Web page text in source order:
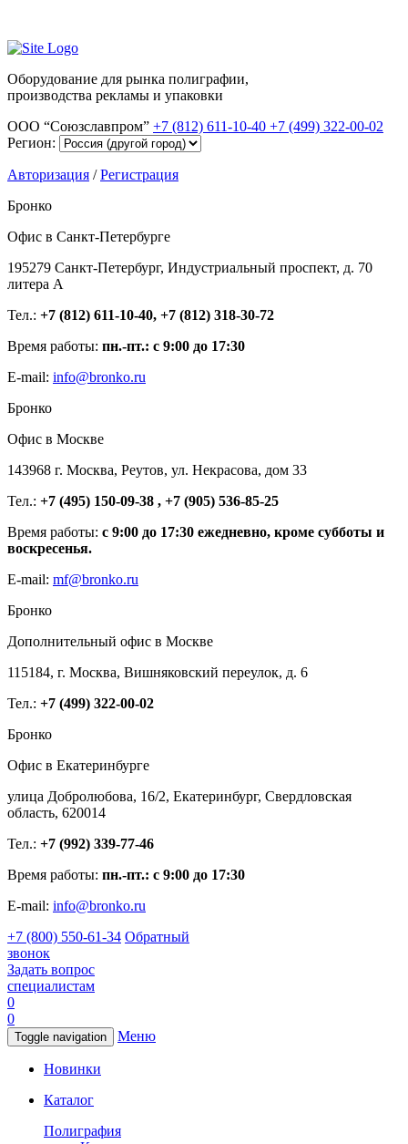
Оборудование для рынка полиграфии,
производства рекламы и упаковки
ООО “Союзславпром” +7 (812) 611-10-40 +7 (499) 322-00-02
Регион:
Авторизация /Регистрация
Бронко
Офис в Санкт-Петербурге
195279 Санкт-Петербург, Индустриальный проспект, д. 70
литера А
Тел.: +7 (812) 611-10-40, +7 (812) 318-30-72
Время работы: пн.-пт.: с 9:00 до 17:30
E-mail: info@bronko.ru
Бронко
Офис в Москве
143968 г. Москва, Реутов, ул. Некрасова, дом 33
Тел.: +7 (495) 150-09-38 , +7 (905) 536-85-25
Время работы: с 9:00 до 17:30 ежедневно, кроме субботы и
воскресенья.
E-mail: mf@bronko.ru
Бронко
Дополнительный офис в Москве
115184, г. Москва, Вишняковский переулок, д. 6
Тел.: +7 (499) 322-00-02
Бронко
Офис в Екатеринбурге
улица Добролюбова, 16/2, Екатеринбург, Свердловская
область, 620014
Тел.: +7 (992) 339-77-46
Время работы: пн.-пт.: с 9:00 до 17:30
E-mail: info@bronko.ru
+7 (800) 550-61-34 Обратный
звонок
Задать вопрос
специалистам
0
0
Toggle navigation Меню
Новинки
Каталог
Полиграфия